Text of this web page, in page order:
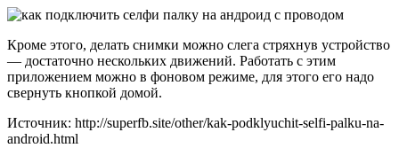
Кроме этого, делать снимки можно слега стряхнув устройство
— достаточно нескольких движений. Работать с этим
приложением можно в фоновом режиме, для этого его надо
свернуть кнопкой домой.
Источник: http://superfb.site/other/kak-podklyuchit-selfi-palku-na-
android.html